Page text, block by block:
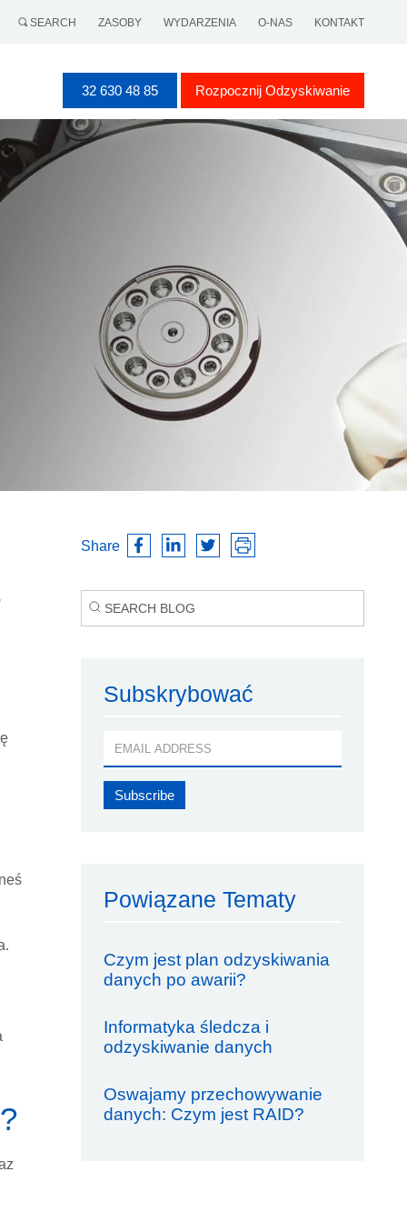
SEARCH ZASOBY WYDARZENIA O-NAS KONTAKT
32 630 48 85 Rozpocznij Odzyskiwanie
Share
Subskrybować
Powiązane Tematy
Czym jest plan odzyskiwania
danych po awarii?
Informatyka śledcza i
odzyskiwanie danych
Oswajamy przechowywanie
danych: Czym jest RAID?